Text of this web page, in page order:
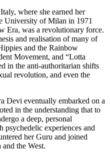
where she earned her
University of Milan in 1971
Era, was a revolutionary force.
and realisation of many of
and the Rainbow
Movement, and “Lotta
in the anti-authoritarian shifts
revolution, and even the
Devi eventually embarked on a
in the understanding that to
a deep, personal
psychedelic experiences and
her Guru and joined
the West.